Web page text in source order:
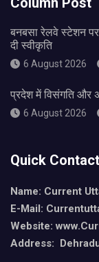
बनबसा रेलवे स्टेशन
दी स्वीकृति
6 August 2026
प्रदेश में विसंगति और
6 August 2026
Quick Contact
Name: Current
E-Mail:
Website:
Address: